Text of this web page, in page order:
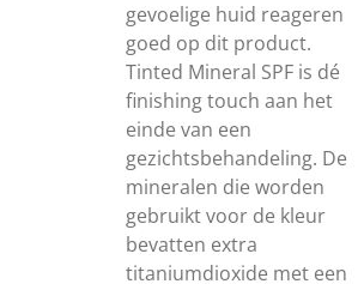
gevoelige huid reageren
goed op dit product.
Tinted Mineral SPF is dé
finishing touch aan het
einde van een
gezichtsbehandeling. De
mineralen die worden
gebruikt voor de kleur
bevatten extra
titaniumdioxide met een